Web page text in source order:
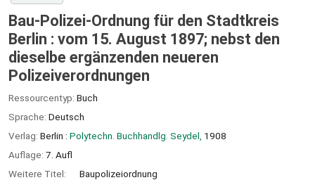
Bau-Polizei-Ordnung für den Stadtkreis
Berlin : vom 15. August 1897; nebst den
dieselbe ergänzenden neueren
Polizeiverordnungen
Ressourcentyp: Buch
Sprache: Deutsch
Verlag: Berlin : Polytechn. Buchhandlg. Seydel, 1908
Auflage: 7. Aufl
Weitere Titel:
Baupolizeiordnung